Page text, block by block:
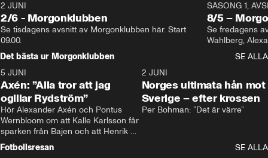
2 JUNI
2/6 - Morgonklubben
Se tisdagens avsnitt av Morgonklubben här. Start
SÄSONG 1,
8/5 –
Se fredagens
Det bästa ur Morgonklubben
SE ALLA
5 JUNI
Axén: ”Alla tror att jag
ogillar Rydström”
Hör Alexander Axén och Pontus
Wernbloom om att Kalle Karlsson får
sparken från Bajen och att Henrik
Rydström tar över
2 JUNI
Norges ultimata hån mot
Sverige – efter krossen
Per Bohman: ”Det är värre”
Fotbollsresan
SE ALLA